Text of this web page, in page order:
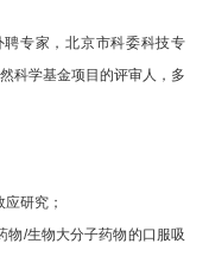
专家，北京市科委科技专
科学基金项目的评审人，多
研究；
物/生物大分子药物的口服吸